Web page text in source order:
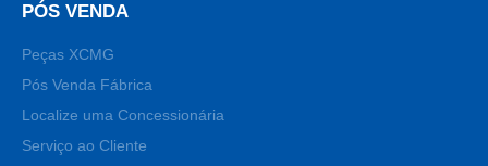
PÓS VENDA
Peças XCMG
Pós Venda Fábrica
Localize uma Concessionária
Serviço ao Cliente